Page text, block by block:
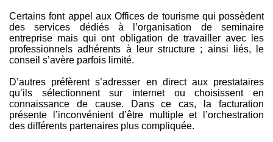
Certains font appel aux Offices de tourisme qui possèdent
des services dédiés à l’organisation de seminaire
entreprise mais qui ont obligation de travailler avec les
professionnels adhérents à leur structure ; ainsi liés, le
conseil s’avère parfois limité.
D’autres préfèrent s’adresser en direct aux prestataires
qu’ils sélectionnent sur internet ou choisissent en
connaissance de cause. Dans ce cas, la facturation
présente l’inconvénient d’être multiple et l’orchestration
des différents partenaires plus compliquée.